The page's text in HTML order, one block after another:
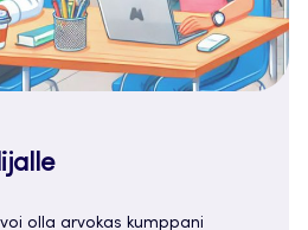
olla arvokas kumppani